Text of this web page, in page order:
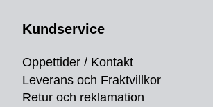
Kundservice
Öppettider / Kontakt
Leverans och Fraktvillkor
Retur och reklamation